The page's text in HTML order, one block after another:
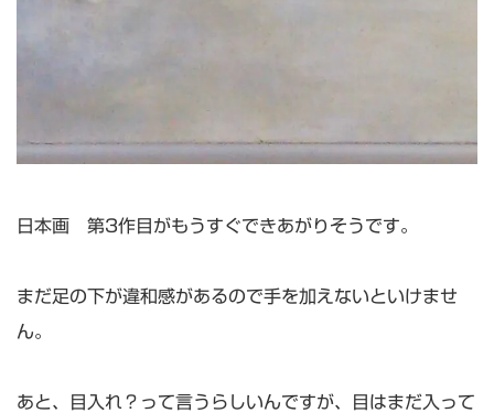
日本画 第3作目がもうすぐできあがりそうです。
まだ足の下が違和感があるので手を加えないといけませ
ん。
あと、目入れ？って言うらしいんですが、目はまだ入って